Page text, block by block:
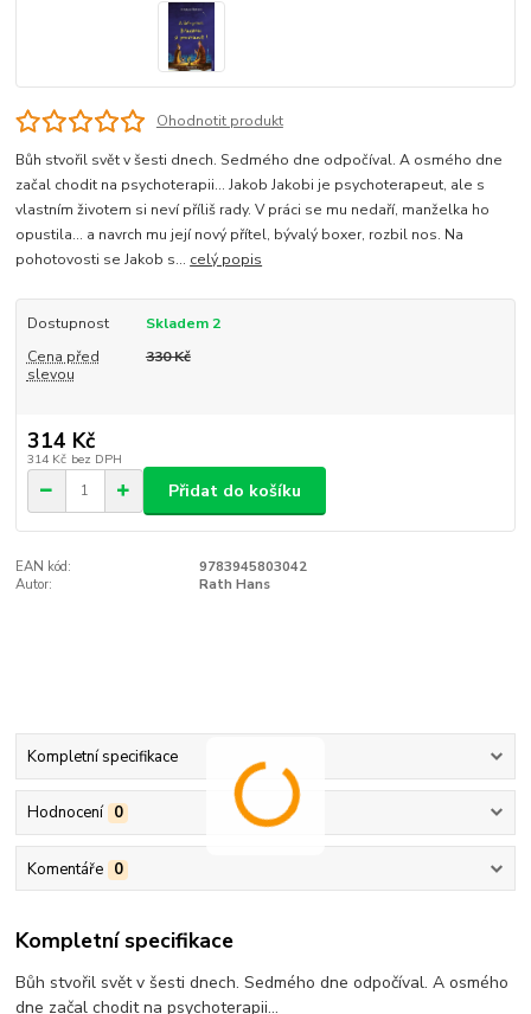
Ohodnotit produkt
Bůh stvořil svět v šesti dnech. Sedmého dne odpočíval. A osmého dne
začal chodit na psychoterapii… Jakob Jakobi je psychoterapeut, ale s
vlastním životem si neví příliš rady. V práci se mu nedaří, manželka ho
opustila… a navrch mu její nový přítel, bývalý boxer, rozbil nos. Na
pohotovosti se Jakob s... celý popis
Dostupnost
Skladem 2
Cena před
slevou
330 Kč
314 Kč
314 Kč bez DPH
Přidat do košíku
EAN kód:
9783945803042
Autor:
Rath Hans
Kompletní specifikace
Hodnocení 0
Komentáře 0
Kompletní specifikace
Bůh stvořil svět v šesti dnech. Sedmého dne odpočíval. A osmého
dne začal chodit na psychoterapii…